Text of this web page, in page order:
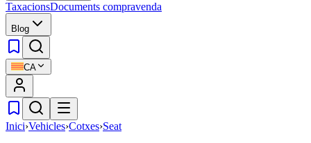
TaxacionsDocuments compravenda
Blog
CA
Inici›Vehicles›Cotxes›Seat